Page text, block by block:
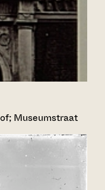
Museumstraat